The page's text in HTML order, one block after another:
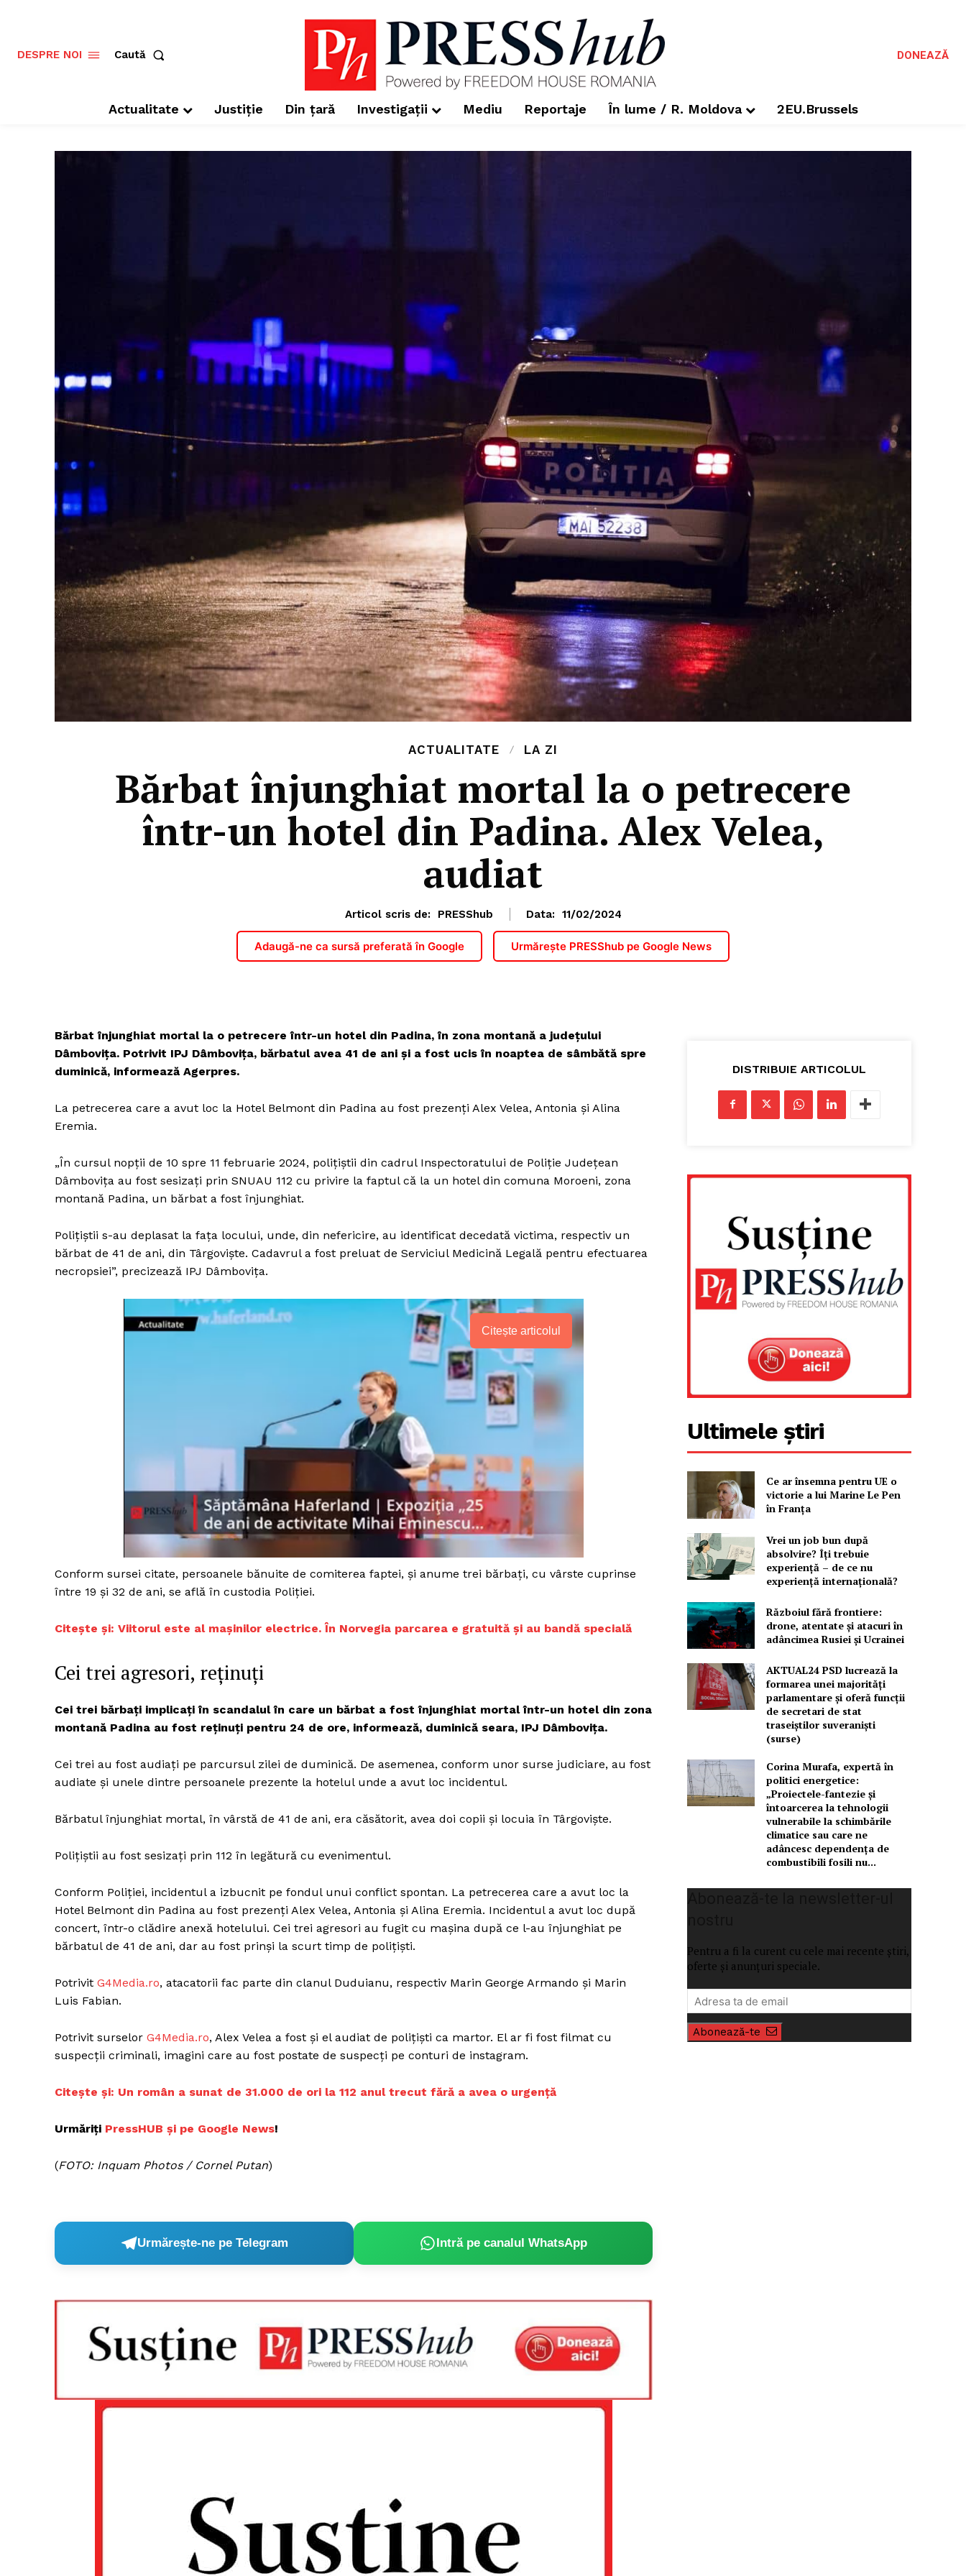
ROMÂNIA
PRESShub
Rețea
DESPRE NOI Caută DONEAZĂ
Actualitate Justiție Din țară Investigații Mediu Reportaje În lume / R. Moldova 2EU.Brussels
ACTUALITATE LA ZI
Bărbat înjunghiat mortal la o petrecere
într-un hotel din Padina. Alex Velea,
audiat
Articol scris de: PRESShub Data: 11/02/2024
Adaugă-ne ca sursă preferată în Google Urmărește PRESShub pe Google News
Bărbat înjunghiat mortal la o petrecere într-un hotel din Padina, în zona montană a judeţului
Dâmboviţa. Potrivit IPJ Dâmbovița, bărbatul avea 41 de ani și a fost ucis în noaptea de sâmbătă spre
duminică, informează Agerpres.
La petrecerea care a avut loc la Hotel Belmont din Padina au fost prezenţi Alex Velea, Antonia şi Alina
Eremia.
„În cursul nopţii de 10 spre 11 februarie 2024, poliţiştii din cadrul Inspectoratului de Poliţie Judeţean
Dâmboviţa au fost sesizaţi prin SNUAU 112 cu privire la faptul că la un hotel din comuna Moroeni, zona
montană Padina, un bărbat a fost înjunghiat.
Poliţiştii s-au deplasat la faţa locului, unde, din nefericire, au identificat decedată victima, respectiv un
bărbat de 41 de ani, din Târgovişte. Cadavrul a fost preluat de Serviciul Medicină Legală pentru efectuarea
necropsiei”, precizează IPJ Dâmboviţa.
Citește articolul
Conform sursei citate, persoanele bănuite de comiterea faptei, şi anume trei bărbaţi, cu vârste cuprinse
între 19 şi 32 de ani, se află în custodia Poliţiei.
Citește și: Viitorul este al mașinilor electrice. În Norvegia parcarea e gratuită și au bandă specială
Cei trei agresori, reținuți
Cei trei bărbaţi implicaţi în scandalul în care un bărbat a fost înjunghiat mortal într-un hotel din zona
montană Padina au fost reţinuţi pentru 24 de ore, informează, duminică seara, IPJ Dâmboviţa.
Cei trei au fost audiaţi pe parcursul zilei de duminică. De asemenea, conform unor surse judiciare, au fost
audiate şi unele dintre persoanele prezente la hotelul unde a avut loc incidentul.
Bărbatul înjunghiat mortal, în vârstă de 41 de ani, era căsătorit, avea doi copii şi locuia în Târgovişte.
Poliţiştii au fost sesizaţi prin 112 în legătură cu evenimentul.
Conform Poliţiei, incidentul a izbucnit pe fondul unui conflict spontan. La petrecerea care a avut loc la
Hotel Belmont din Padina au fost prezenţi Alex Velea, Antonia şi Alina Eremia. Incidentul a avut loc după
concert, într-o clădire anexă hotelului. Cei trei agresori au fugit cu maşina după ce l-au înjunghiat pe
bărbatul de 41 de ani, dar au fost prinşi la scurt timp de poliţişti.
Potrivit G4Media.ro, atacatorii fac parte din clanul Duduianu, respectiv Marin George Armando și Marin
Luis Fabian.
Potrivit surselor G4Media.ro, Alex Velea a fost și el audiat de polițiști ca martor. El ar fi fost filmat cu
suspecții criminali, imagini care au fost postate de suspecți pe conturi de instagram.
Citește și: Un român a sunat de 31.000 de ori la 112 anul trecut fără a avea o urgenţă
Urmăriți PressHUB și pe Google News!
(FOTO: Inquam Photos / Cornel Putan)
Urmărește-ne pe Telegram Intră pe canalul WhatsApp
DISTRIBUIE ARTICOLUL
Ultimele știri
Ce ar însemna pentru UE o
victorie a lui Marine Le Pen
în Franța
Vrei un job bun după
absolvire? Îți trebuie
experiență – de ce nu
experiență internațională?
Războiul fără frontiere:
drone, atentate și atacuri în
adâncimea Rusiei și Ucrainei
AKTUAL24 PSD lucrează la
formarea unei majorităţi
parlamentare și oferă funcții
de secretari de stat
traseiștilor suveraniști
(surse)
Corina Murafa, expertă în
politici energetice:
„Proiectele-fantezie și
întoarcerea la tehnologii
vulnerabile la schimbările
climatice sau care ne
adâncesc dependența de
combustibili fosili nu...
Pentru a fi la curent cu cele mai recente știri,
oferte și anunțuri speciale.
Abonează-te